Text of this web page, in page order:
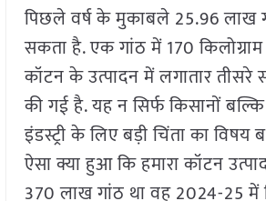
प‍िछले वर्ष के मुकाबले 25.96 लाख
सकता है. एक गांठ में 170
कॉटन के उत्पादन में लगातार तीसरे
की गई है. यह न स‍िर्फ क‍िसानों
इंडस्ट्री के ल‍िए बड़ी चिंता का
ऐसा क्या हुआ क‍ि हमारा कॉटन
370 लाख गांठ था वह 2024-25 में